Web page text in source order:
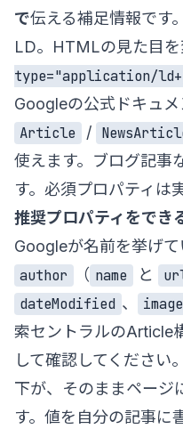
で伝える補足情報です
LD。HTMLの見た目を
type="application/
Googleの公式ドキュ
Article
/
使えます。ブログ記事
す。必須プロパティは
推奨プロパティをでき
Googleが名前を挙げ
author
（ name と
dateModified 、 image
索セントラルのArticle
して確認してください。
下が、そのままペー
す。値を自分の記事に